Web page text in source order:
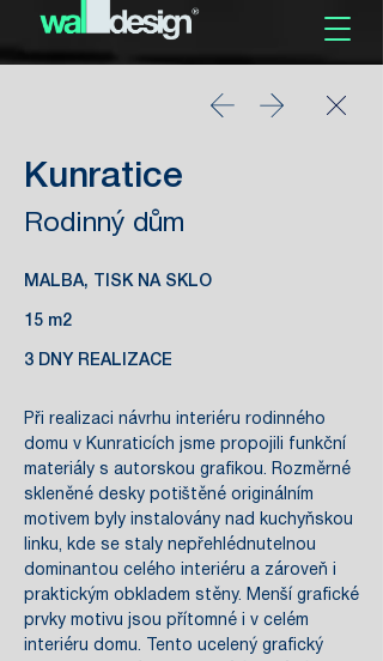
Kunratice
Rodinný dům
MALBA, TISK NA SKLO
15 m2
3 DNY REALIZACE
Při realizaci návrhu interiéru rodinného
domu v Kunraticích jsme propojili funkční
materiály s autorskou grafikou. Rozměrné
skleněné desky potištěné originálním
motivem byly instalovány nad kuchyňskou
linku, kde se staly nepřehlédnutelnou
dominantou celého interiéru a zároveň i
praktickým obkladem stěny. Menší grafické
prvky motivu jsou přítomné i v celém
interiéru domu. Tento ucelený grafický